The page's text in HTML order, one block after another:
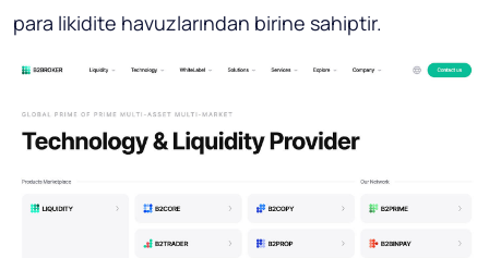
para likidite havuzlarından birine sahiptir.